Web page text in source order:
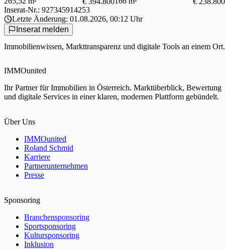
Inserat-Nr.: 927345914253
Letzte Änderung: 01.08.2026, 00:12 Uhr
Inserat melden
Immobilienwissen, Markttransparenz und digitale Tools an einem Ort.
IMMOunited
Ihr Partner für Immobilien in Österreich. Marktüberblick, Bewertung
und digitale Services in einer klaren, modernen Plattform gebündelt.
Über Uns
IMMOunited
Roland Schmid
Karriere
Partnerunternehmen
Presse
Sponsoring
Branchensponsoring
Sportsponsoring
Kultursponsoring
Inklusion